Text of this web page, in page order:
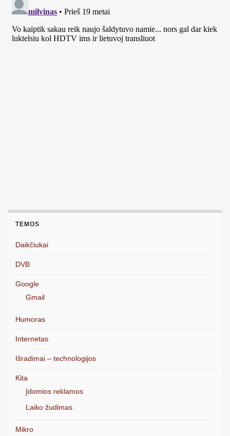
TEMOS
Daikčiukai
DVB
Google
Gmail
Humoras
Internetas
Išradimai – technologijos
Kita
Įdomios reklamos
Laiko žudimas
Mikro